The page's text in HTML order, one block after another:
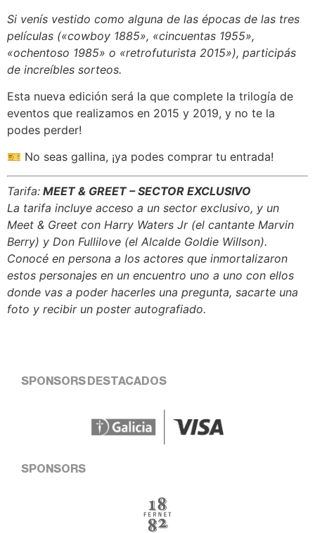
Si venís vestido como alguna de las épocas de las tres
películas («cowboy 1885», «cincuentas 1955»,
«ochentoso 1985» o «retrofuturista 2015»), participás
de increíbles sorteos.
Esta nueva edición será la que complete la trilogía de
eventos que realizamos en 2015 y 2019, y no te la
podes perder!
🎫️ No seas gallina, ¡ya podes comprar tu entrada!
Tarifa: MEET & GREET – SECTOR EXCLUSIVO
La tarifa incluye acceso a un sector exclusivo, y un
Meet & Greet con Harry Waters Jr (el cantante Marvin
Berry) y Don Fullilove (el Alcalde Goldie Willson).
Conocé en persona a los actores que inmortalizaron
estos personajes en un encuentro uno a uno con ellos
donde vas a poder hacerles una pregunta, sacarte una
foto y recibir un poster autografiado.
SPONSORS DESTACADOS
SPONSORS